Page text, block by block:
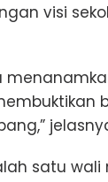
visi
satu